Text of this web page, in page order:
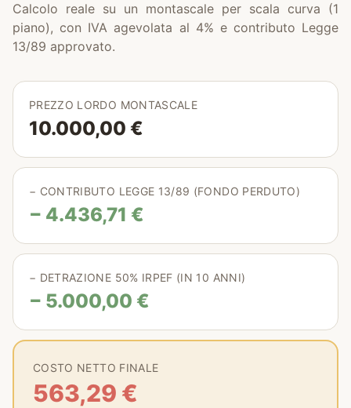
Calcolo reale su un montascale per scala curva (1
piano), con IVA agevolata al 4% e contributo Legge
13/89 approvato.
PREZZO LORDO MONTASCALE
10.000,00 €
− CONTRIBUTO LEGGE 13/89 (FONDO PERDUTO)
− 4.436,71 €
− DETRAZIONE 50% IRPEF (IN 10 ANNI)
− 5.000,00 €
COSTO NETTO FINALE
563,29 €